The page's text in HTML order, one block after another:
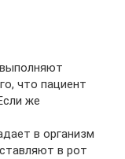
что пациент
же
в организм
в рот